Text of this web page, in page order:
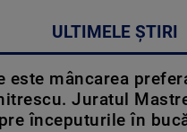
ULTIMELE ȘTIRI
este mâncarea
Juratul
începuturile în